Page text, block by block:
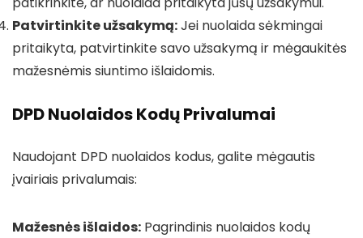
Patvirtinkite užsakymą:Jei nuolaida sėkmingai
pritaikyta, patvirtinkite savo užsakymą ir mėgaukitės
mažesnėmis siuntimo išlaidomis.
DPD Nuolaidos Kodų Privalumai
Naudojant DPD nuolaidos kodus, galite mėgautis
įvairiais privalumais:
Mažesnės išlaidos: Pagrindinis nuolaidos kodų